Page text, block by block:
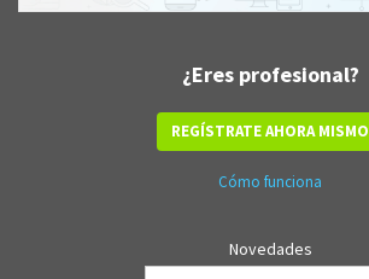
¿Eres profesional?
REGÍSTRATE AHORA MISMO
Cómo funciona
Novedades